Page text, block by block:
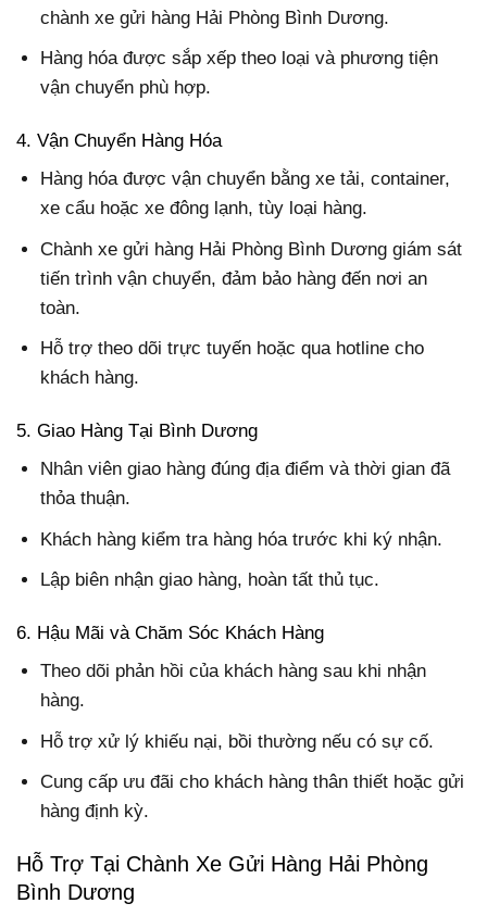
chành xe gửi hàng Hải Phòng Bình Dương.
Hàng hóa được sắp xếp theo loại và phương tiện
vận chuyển phù hợp.
4. Vận Chuyển Hàng Hóa
Hàng hóa được vận chuyển bằng xe tải, container,
xe cẩu hoặc xe đông lạnh, tùy loại hàng.
Chành xe gửi hàng Hải Phòng Bình Dương giám sát
tiến trình vận chuyển, đảm bảo hàng đến nơi an
toàn.
Hỗ trợ theo dõi trực tuyến hoặc qua hotline cho
khách hàng.
5. Giao Hàng Tại Bình Dương
Nhân viên giao hàng đúng địa điểm và thời gian đã
thỏa thuận.
Khách hàng kiểm tra hàng hóa trước khi ký nhận.
Lập biên nhận giao hàng, hoàn tất thủ tục.
6. Hậu Mãi và Chăm Sóc Khách Hàng
Theo dõi phản hồi của khách hàng sau khi nhận
hàng.
Hỗ trợ xử lý khiếu nại, bồi thường nếu có sự cố.
Cung cấp ưu đãi cho khách hàng thân thiết hoặc gửi
hàng định kỳ.
Hỗ Trợ Tại Chành Xe Gửi Hàng Hải Phòng
Bình Dương